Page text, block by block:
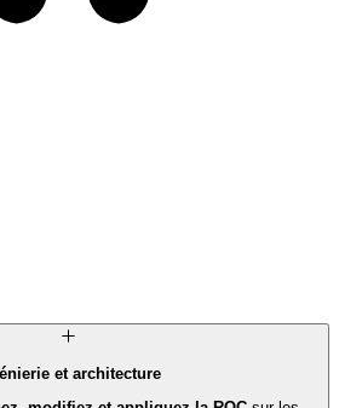
et architecture